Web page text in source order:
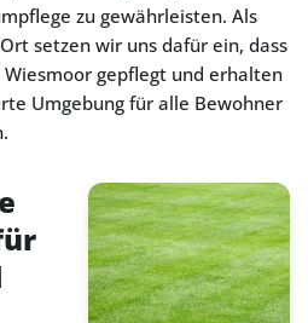
zu gewährleisten. Als
setzen wir uns dafür ein, dass
gepflegt und erhalten
Umgebung für alle Bewohner